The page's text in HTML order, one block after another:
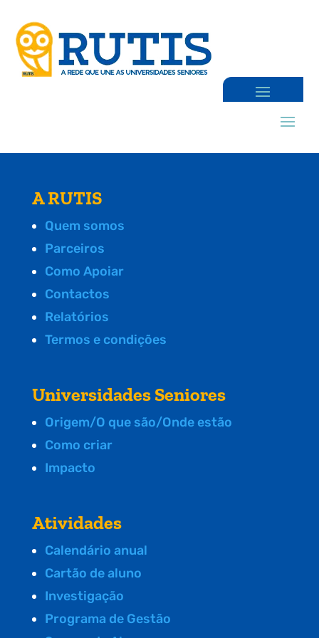
A RUTIS
Quem somos
Parceiros
Como Apoiar
Contactos
Relatórios
Termos e condições
Universidades Seniores
Origem/O que são/Onde estão
Como criar
Impacto
Atividades
Calendário anual
Cartão de aluno
Investigação
Programa de Gestão